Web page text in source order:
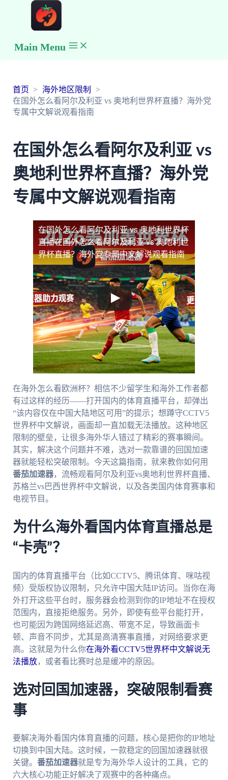
Main Menu
首页
海外地区限制
在国外怎么看阿尔及利亚 vs 奥地利世界杯直播？海外党
专属中文解说观看指南
在国外怎么看阿尔及利亚 vs
奥地利世界杯直播？海外党
专属中文解说观看指南
在国外怎么看阿尔及利亚 vs 奥地利世界杯
直播在国外怎么看阿尔及利亚 vs 奥地利世
界杯直播？海外党专属中文解说观看指南
在海外怎么看欧洲杯？相信不少留学生和海外工作者都
有过这样的经历——打开国内的体育直播平台，却弹出
“该内容仅在中国大陆地区可用”的提示；想蹲守CCTV5
世界杯中文解说，画面却一直加载无法播放。这种地区
限制的壁垒，让很多海外华人错过了精彩的赛事瞬间。
其实，解决这个问题并不难，选对一款靠谱的回国加速
器就能轻松突破限制。今天这篇指南，就来教你如何用
番茄加速器，流畅观看阿尔及利亚vs奥地利世界杯直播、
苏格兰vs巴西世界杯中文解说，以及各类国内体育赛事和
电视节目。
为什么海外看国内体育直播总是
“卡壳”？
国内的体育直播平台（比如CCTV5、腾讯体育、咪咕视
频）受版权协议限制，只允许中国大陆IP访问。当你在海
外打开这些平台时，服务器会检测到你的IP地址不在授权
范围内，直接拒绝服务。另外，即使有些平台能打开，
也可能因为跨国网络延迟高、带宽不足，导致画面卡
顿、声音不同步，尤其是高清赛事直播，对网络要求更
高。这就是为什么你在海外看CCTV5世界杯中文解说无
法播放，或者看比赛时总是缓冲的原因。
选对回国加速器，突破限制看赛
事
要解决海外看国内体育直播的问题，核心是把你的IP地址
切换到中国大陆。这时候，一款稳定的回国加速器就很
关键。 番茄加速器就是专为海外华人设计的工具，它的
六大核心功能正好解决了观赛中的各种痛点。